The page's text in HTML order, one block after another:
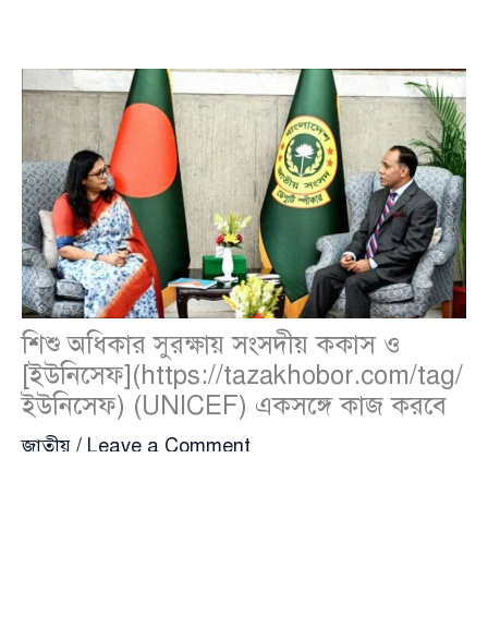
শিশু অধিকার সুরক্ষায় সংসদীয় ককাস ও
[ইউনিসেফ](https://tazakhobor.com/tag/
ইউনিসেফ) (UNICEF) একসঙ্গে কাজ করবে
জাতীয় / Leave a Comment